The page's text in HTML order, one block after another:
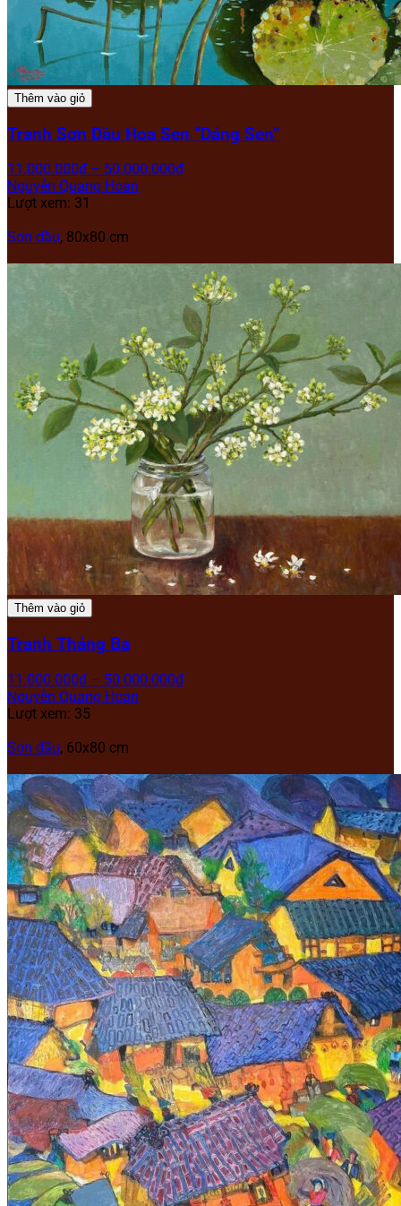
Thêm vào giỏ
Tranh Sơn Dầu Hoa Sen “Dáng Sen”
11.000.000₫ – 50.000.000₫
Nguyễn Quang Hoan
Lượt xem: 31
Sơn dầu, 80x80 cm
Thêm vào giỏ
Tranh Tháng Ba
11.000.000₫ – 50.000.000₫
Nguyễn Quang Hoan
Lượt xem: 35
Sơn dầu, 60x80 cm